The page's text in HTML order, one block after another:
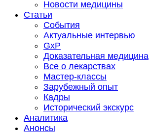
Новости медицины
Статьи
События
Актуальные интервью
GxP
Доказательная медицина
Все о лекарствах
Мастер-классы
Зарубежный опыт
Кадры
Исторический экскурс
Аналитика
Анонсы